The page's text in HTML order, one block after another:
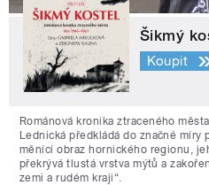
Šikmý
Koupit
Románová kronika ztraceného
Lednická předkládá do značné míry
měnící obraz hornického regionu,
překrývá tlustá vrstva mýtů a
zemi a rudém kraji“.